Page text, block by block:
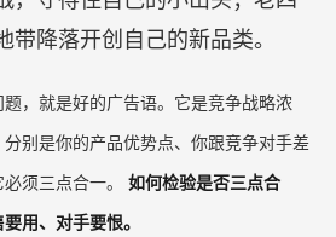
要想办法成为数一数二。不是属于数一
肿瘤式增长，指的是为了取得现实的销
跌，大力促销是短期有利，长期就把品
增长。